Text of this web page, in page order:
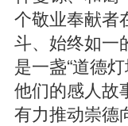
个敬业奉献者
斗、始终如一
是一盏“道德
他们的感人故
有力推动崇德